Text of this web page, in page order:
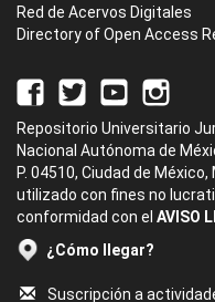
Red de Acervos Digitales
Directory of Open Access
Repositorio Universitario
Nacional Autónoma de
P. 04510, Ciudad de
utilizado con fines no
conformidad con el AVISO
¿Cómo llegar?
Suscripción a